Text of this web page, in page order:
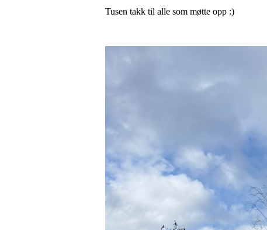
Tusen takk til alle som møtte opp :)